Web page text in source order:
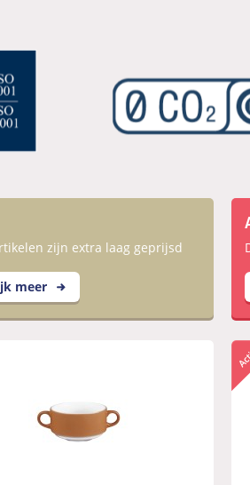
zijn extra laag geprijsd
meer